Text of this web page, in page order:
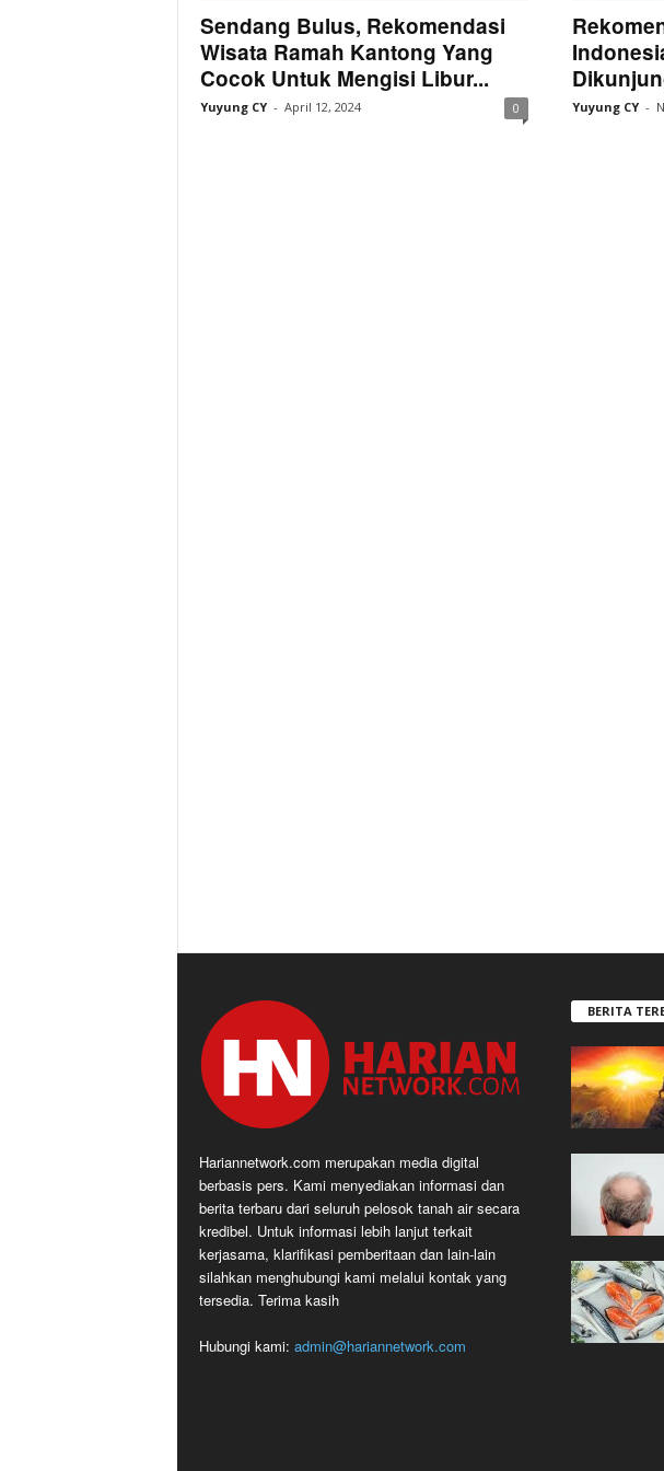
Sendang Bulus, Rekomendasi
Wisata Ramah Kantong Yang
Cocok Untuk Mengisi Libur...
Yuyung CY - April 12, 2024 0 Yuyung CY -
Hariannetwork.com merupakan media digital
berbasis pers. Kami menyediakan informasi dan
berita terbaru dari seluruh pelosok tanah air secara
kredibel. Untuk informasi lebih lanjut terkait
kerjasama, klarifikasi pemberitaan dan lain-lain
silahkan menghubungi kami melalui kontak yang
tersedia. Terima kasih
Hubungi kami: admin@hariannetwork.com
BERITA